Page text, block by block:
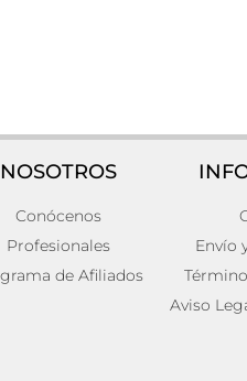
Pack de 2
60x6x60
NOSOTROS
Conócenos
Profesionales
de Afiliados
Envío
Aviso